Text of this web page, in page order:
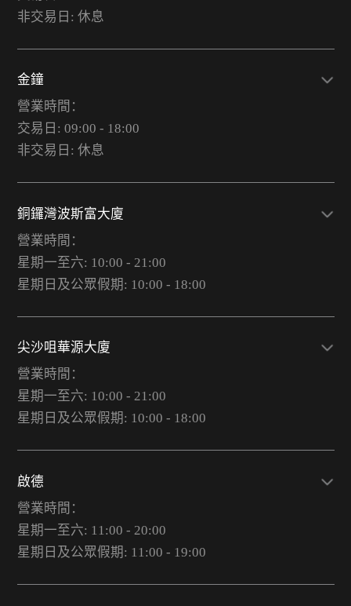
非交易日: 休息
金鐘
營業時間：
交易日: 09:00 - 18:00
非交易日: 休息
銅鑼灣波斯富大廈
營業時間：
星期一至六: 10:00 - 21:00
星期日及公眾假期: 10:00 - 18:00
尖沙咀華源大廈
營業時間：
星期一至六: 10:00 - 21:00
星期日及公眾假期: 10:00 - 18:00
啟德
營業時間：
星期一至六: 11:00 - 20:00
星期日及公眾假期: 11:00 - 19:00